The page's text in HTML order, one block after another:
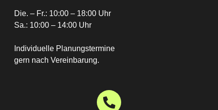
Die. – Fr.: 10:00 – 18:00 Uhr
Sa.: 10:00 – 14:00 Uhr
Individuelle Planungstermine
gern nach Vereinbarung.